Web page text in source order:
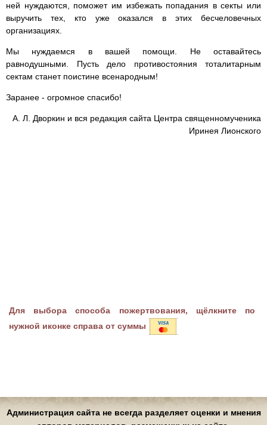
ней нуждаются, поможет им избежать попадания в секты или
выручить тех, кто уже оказался в этих бесчеловечных
организациях.
Мы нуждаемся в вашей помощи. Не оставайтесь
равнодушными. Пусть дело противостояния тоталитарным
сектам станет поистине всенародным!
Заранее - огромное спасибо!
А. Л. Дворкин и вся редакция сайта Центра священномученика
Иринея Лионского
Для выбора способа пожертвования, щёлкните по
нужной иконке справа от суммы
Администрация сайта не всегда разделяет оценки и мнения